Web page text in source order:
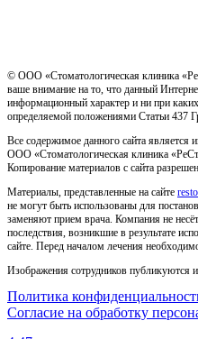
© ООО «Стоматологическая клиника
ваше внимание на то, что данный
информационный характер и ни при
определяемой положениями Статьи 437
Все содержимое данного сайта является
ООО «Стоматологическая клиника
Копирование материалов с сайта
Материалы, представленные на сайте
не могут быть использованы для
заменяют прием врача. Компания не
последствия, возникшие в результате
сайте. Перед началом лечения
Изображения сотрудников публикуются
Политика
Согласие на обработку